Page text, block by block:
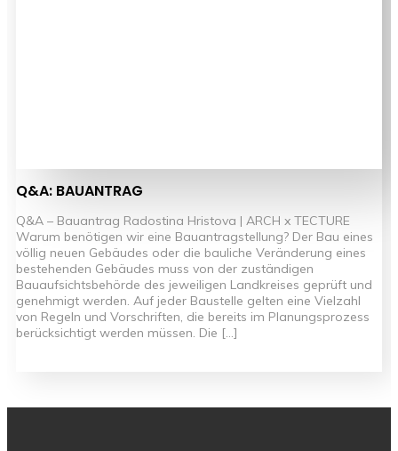
Q&A: BAUANTRAG
Q&A – Bauantrag Radostina Hristova | ARCH x TECTURE
Warum benötigen wir eine Bauantragstellung? Der Bau eines
völlig neuen Gebäudes oder die bauliche Veränderung eines
bestehenden Gebäudes muss von der zuständigen
Bauaufsichtsbehörde des jeweiligen Landkreises geprüft und
genehmigt werden. Auf jeder Baustelle gelten eine Vielzahl
von Regeln und Vorschriften, die bereits im Planungsprozess
berücksichtigt werden müssen. Die […]